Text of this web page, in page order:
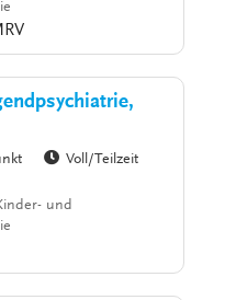
Voll/Teilzeit
und